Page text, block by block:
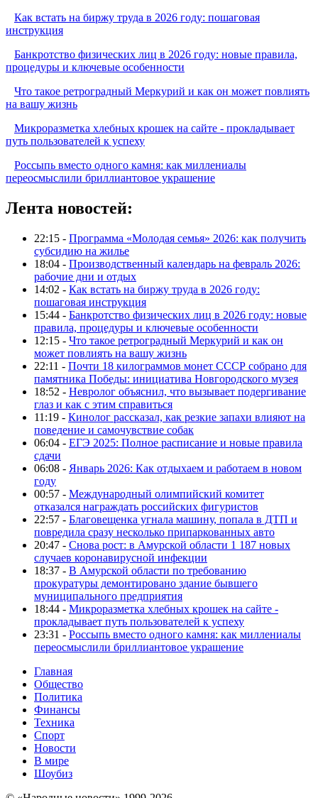
Как встать на биржу труда в 2026 году: пошаговая
инструкция
Банкротство физических лиц в 2026 году: новые правила,
процедуры и ключевые особенности
Что такое ретроградный Меркурий и как он может повлиять
на вашу жизнь
Микроразметка хлебных крошек на сайте - прокладывает
путь пользователей к успеху
Россыпь вместо одного камня: как миллениалы
переосмыслили бриллиантовое украшение
Лента новостей:
22:15 - Программа «Молодая семья» 2026: как получить
субсидию на жилье
18:04 - Производственный календарь на февраль 2026:
рабочие дни и отдых
14:02 - Как встать на биржу труда в 2026 году:
пошаговая инструкция
15:44 - Банкротство физических лиц в 2026 году: новые
правила, процедуры и ключевые особенности
12:15 - Что такое ретроградный Меркурий и как он
может повлиять на вашу жизнь
22:11 - Почти 18 килограммов монет СССР собрано для
памятника Победы: инициатива Новгородского музея
18:52 - Невролог объяснил, что вызывает подергивание
глаз и как с этим справиться
11:19 - Кинолог рассказал, как резкие запахи влияют на
поведение и самочувствие собак
06:04 - ЕГЭ 2025: Полное расписание и новые правила
сдачи
06:08 - Январь 2026: Как отдыхаем и работаем в новом
году
00:57 - Международный олимпийский комитет
отказался награждать российских фигуристов
22:57 - Благовещенка угнала машину, попала в ДТП и
повредила сразу несколько припаркованных авто
20:47 - Снова рост: в Амурской области 1 187 новых
случаев коронавирусной инфекции
18:37 - В Амурской области по требованию
прокуратуры демонтировано здание бывшего
муниципального предприятия
18:44 - Микроразметка хлебных крошек на сайте -
прокладывает путь пользователей к успеху
23:31 - Россыпь вместо одного камня: как миллениалы
переосмыслили бриллиантовое украшение
Главная
Общество
Политика
Финансы
Техника
Спорт
Новости
В мире
Шоубиз